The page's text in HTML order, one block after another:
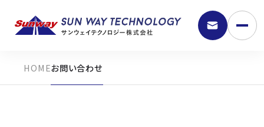
お問い合わせ